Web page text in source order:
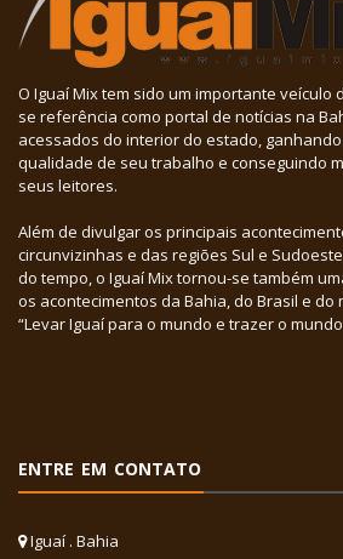
O Iguaí Mix tem sido um importante
se referência como portal de notícias na
acessados do interior do estado,
qualidade de seu trabalho e conseguindo
seus leitores.
Além de divulgar os principais
circunvizinhas e das regiões Sul e
do tempo, o Iguaí Mix tornou-se também
os acontecimentos da Bahia, do Brasil e
“Levar Iguaí para o mundo e trazer o mundo
ENTRE EM CONTATO
Iguaí . Bahia